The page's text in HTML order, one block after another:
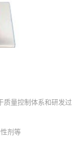
质量控制体系和研发过
剂等